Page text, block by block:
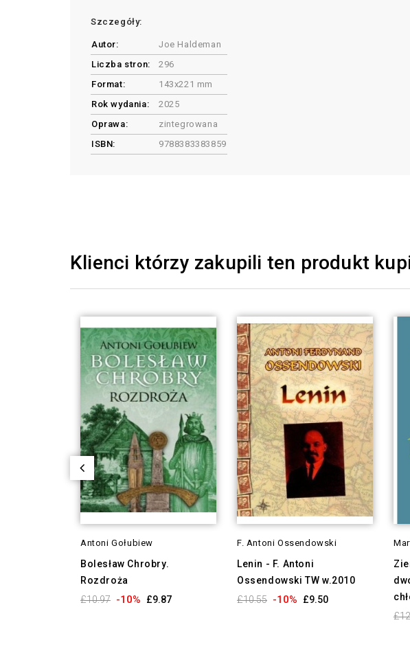
Szczegóły:
Autor:
Joe Haldeman
Liczba stron:
296
Format:
143x221 mm
Rok wydania:
2025
Oprawa:
zintegrowana
ISBN:
9788383383859
Klienci którzy zakupili ten produkt
Antoni Gołubiew
Bolesław Chrobry.
Rozdroża
£10.97 -10% £9.87
F. Antoni Ossendowski
Lenin - F. Antoni
Ossendowski TW w.2010
£10.55 -10% £9.50